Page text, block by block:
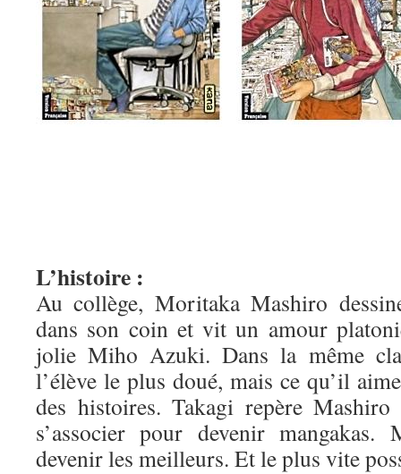
L’histoire :
Au collège, Moritaka Mashiro
dans son coin et vit un amour
jolie Miho Azuki. Dans la même
l’élève le plus doué, mais ce qu’il
des histoires. Takagi repère
s’associer pour devenir
devenir les meilleurs. Et le plus vite